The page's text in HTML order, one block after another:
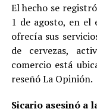
El hecho se
1 de agosto, en el
ofrecía sus
de cervezas,
comercio está
reseñó La Opinión.
Sicario asesinó a